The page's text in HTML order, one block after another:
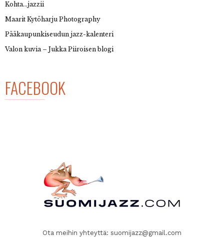
Kohta…jazzii
Maarit Kytöharju Photography
Pääkaupunkiseudun jazz-kalenteri
Valon kuvia – Jukka Piiroisen blogi
FACEBOOK
Ota meihin yhteyttä: suomijazz@gmail.com